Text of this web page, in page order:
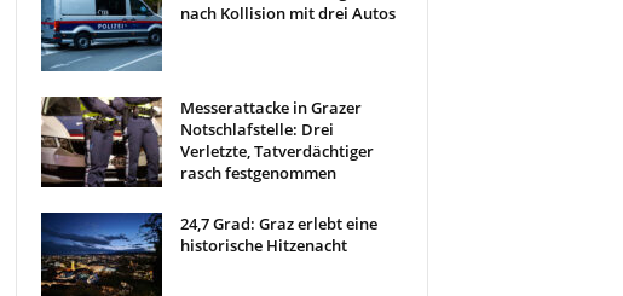
nach Kollision mit drei Autos
Messerattacke in Grazer
Notschlafstelle: Drei
Verletzte, Tatverdächtiger
rasch festgenommen
24,7 Grad: Graz erlebt eine
historische Hitzenacht